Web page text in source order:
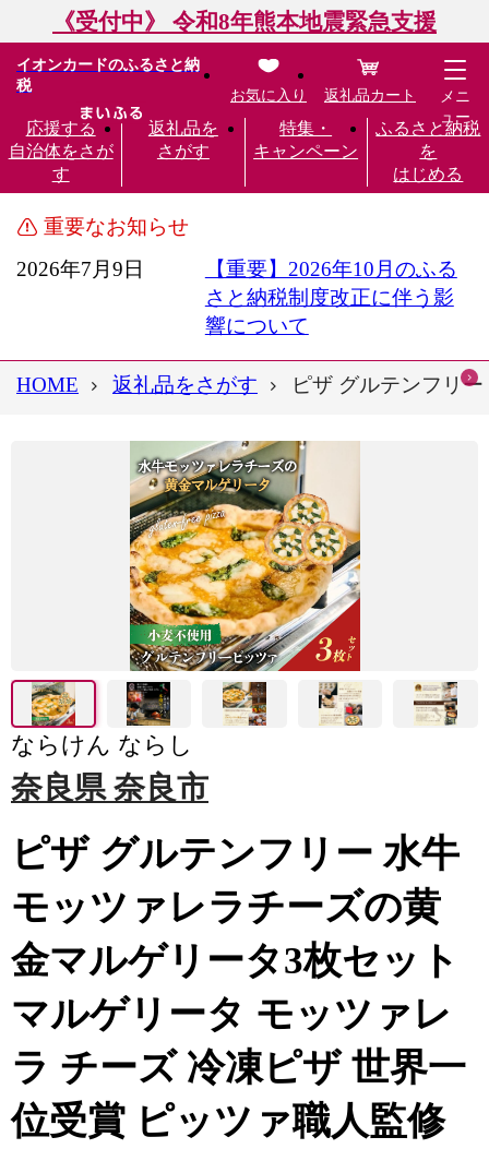
《受付中》 令和8年熊本地震緊急支援
イオンカードのふるさと納
税
応援する
自治体をさが
す
返礼品を
さがす
特集・
キャンペーン
ふるさと納税
を
はじめる
お気に入り 返礼品カート
メニ
ュー
重要なお知らせ
2026年7月9日
【重要】2026年10月のふる
さと納税制度改正に伴う影
響について
HOME 返礼品をさがす ピザ グルテンフリ
ならけん ならし
奈良県 奈良市
ピザ グルテンフリー 水牛
モッツァレラチーズの黄
金マルゲリータ3枚セット
マルゲリータ モッツァレ
ラ チーズ 冷凍ピザ 世界一
位受賞 ピッツァ職人監修